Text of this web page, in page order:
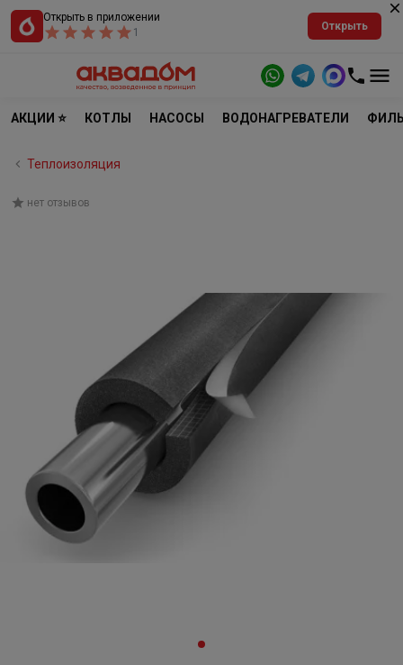
Открыть в приложении
1
Открыть
АКЦИИ ⭐ КОТЛЫ НАСОСЫ ВОДОНАГРЕВАТЕЛИ
Теплоизоляция
нет отзывов